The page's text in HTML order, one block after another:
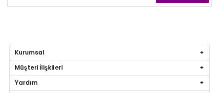
Kurumsal
Müşteri İlişkileri
Yardım